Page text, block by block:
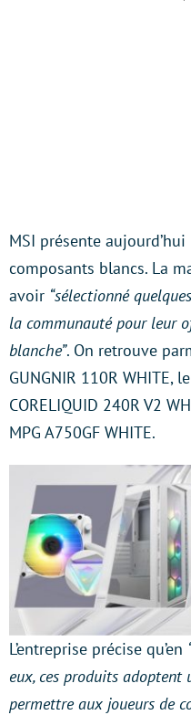
MSI présente
composants blancs. La
avoir “sélectionné
la communauté pour leur
blanche”. On retrouve
GUNGNIR 110R WHITE,
CORELIQUID 240R V2
MPG A750GF WHITE.
L’entreprise précise qu’en
eux, ces produits
permettre aux joueurs de